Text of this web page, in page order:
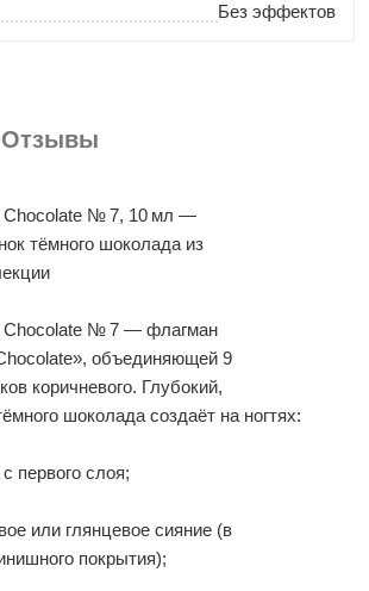
Без эффектов
Отзывы
Chocolate № 7, 10 мл —
тёмного шоколада из
Chocolate № 7 — флагман
объединяющей 9
коричневого. Глубокий,
шоколада создаёт на ногтях:
первого слоя;
или глянцевое сияние (в
покрытия);